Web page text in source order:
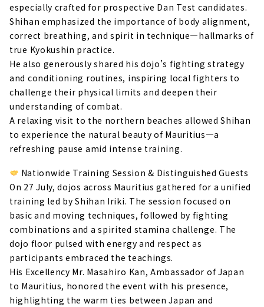
especially crafted for prospective Dan Test candidates.
Shihan emphasized the importance of body alignment,
correct breathing, and spirit in technique—hallmarks of
true Kyokushin practice.
He also generously shared his dojo’s fighting strategy
and conditioning routines, inspiring local fighters to
challenge their physical limits and deepen their
understanding of combat.
A relaxing visit to the northern beaches allowed Shihan
to experience the natural beauty of Mauritius—a
refreshing pause amid intense training.
Nationwide Training Session & Distinguished Guests
On 27 July, dojos across Mauritius gathered for a unified
training led by Shihan Iriki. The session focused on
basic and moving techniques, followed by fighting
combinations and a spirited stamina challenge. The
dojo floor pulsed with energy and respect as
participants embraced the teachings.
His Excellency Mr. Masahiro Kan, Ambassador of Japan
to Mauritius, honored the event with his presence,
highlighting the warm ties between Japan and